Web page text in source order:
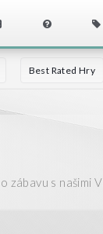
Best Rated Hry
s našimi